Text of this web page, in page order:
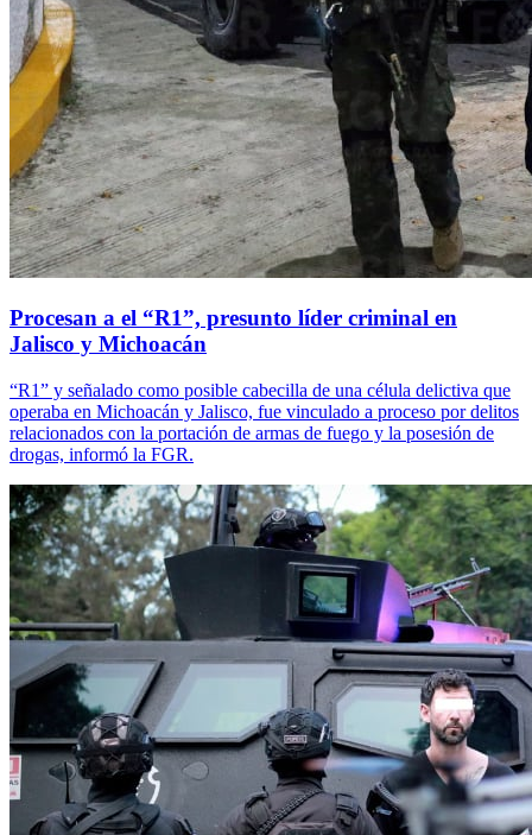
Procesan a el “R1”, presunto líder criminal en
Jalisco y Michoacán
“R1” y señalado como posible cabecilla de una célula delictiva que
operaba en Michoacán y Jalisco, fue vinculado a proceso por delitos
relacionados con la portación de armas de fuego y la posesión de
drogas, informó la FGR.